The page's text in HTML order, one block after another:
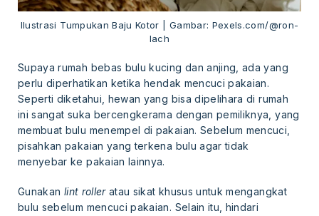
Ilustrasi Tumpukan Baju Kotor | Gambar: Pexels.com/@ron-
lach
Supaya rumah bebas bulu kucing dan anjing, ada yang
perlu diperhatikan ketika hendak mencuci pakaian.
Seperti diketahui, hewan yang bisa dipelihara di rumah
ini sangat suka bercengkerama dengan pemiliknya, yang
membuat bulu menempel di pakaian. Sebelum mencuci,
pisahkan pakaian yang terkena bulu agar tidak
menyebar ke pakaian lainnya.
Gunakan lint rolleratau sikat khusus untuk mengangkat
bulu sebelum mencuci pakaian. Selain itu, hindari